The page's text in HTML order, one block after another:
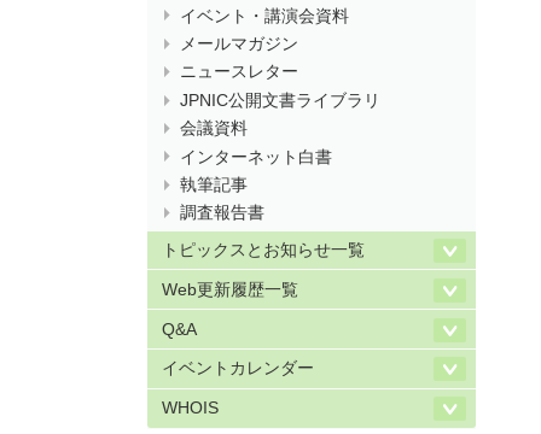
イベント・講演会資料
メールマガジン
ニュースレター
JPNIC公開文書ライブラリ
会議資料
インターネット白書
執筆記事
調査報告書
トピックスとお知らせ一覧
Web更新履歴一覧
Q&A
イベントカレンダー
WHOIS